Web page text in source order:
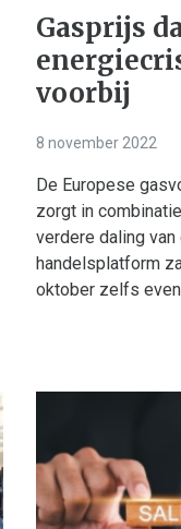
Gasprijs
voorbij
8 november 2022
De Europese
zorgt in
verdere daling
handelsplatform
oktober zelfs even